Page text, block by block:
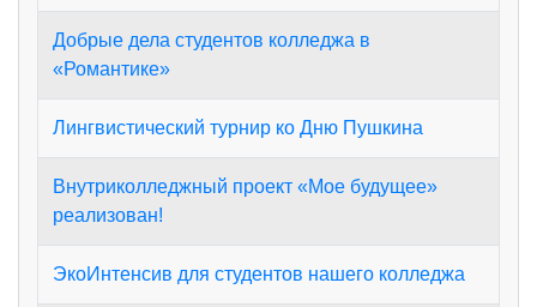
Добрые дела студентов колледжа в
«Романтике»
Лингвистический турнир ко Дню Пушкина
Внутриколледжный проект «Мое будущее»
реализован!
ЭкоИнтенсив для студентов нашего колледжа